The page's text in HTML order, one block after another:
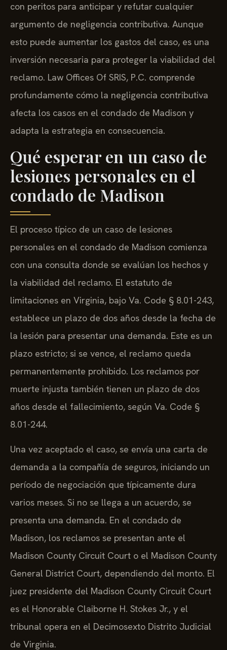
con peritos para anticipar y refutar cualquier
argumento de negligencia contributiva. Aunque
esto puede aumentar los gastos del caso, es una
inversión necesaria para proteger la viabilidad del
reclamo. Law Offices Of SRIS, P.C. comprende
profundamente cómo la negligencia contributiva
afecta los casos en el condado de Madison y
adapta la estrategia en consecuencia.
Qué esperar en un caso de
lesiones personales en el
condado de Madison
El proceso típico de un caso de lesiones
personales en el condado de Madison comienza
con una consulta donde se evalúan los hechos y
la viabilidad del reclamo. El estatuto de
limitaciones en Virginia, bajo Va. Code § 8.01-243,
establece un plazo de dos años desde la fecha de
la lesión para presentar una demanda. Este es un
plazo estricto; si se vence, el reclamo queda
permanentemente prohibido. Los reclamos por
muerte injusta también tienen un plazo de dos
años desde el fallecimiento, según Va. Code §
8.01-244.
Una vez aceptado el caso, se envía una carta de
demanda a la compañía de seguros, iniciando un
período de negociación que típicamente dura
varios meses. Si no se llega a un acuerdo, se
presenta una demanda. En el condado de
Madison, los reclamos se presentan ante el
Madison County Circuit Court o el Madison County
General District Court, dependiendo del monto. El
juez presidente del Madison County Circuit Court
es el Honorable Claiborne H. Stokes Jr., y el
tribunal opera en el Decimosexto Distrito Judicial
de Virginia.